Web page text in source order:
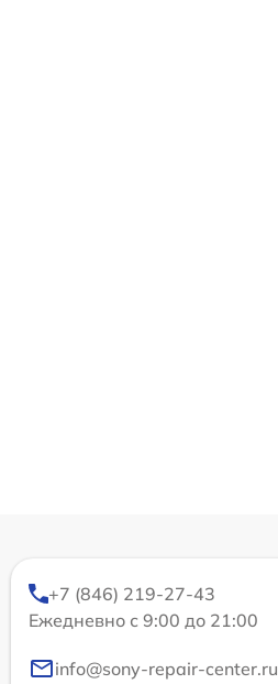
+7 (846) 219-27-43
Ежедневно с 9:00 до 21:00
info@sony-repair-center.ru